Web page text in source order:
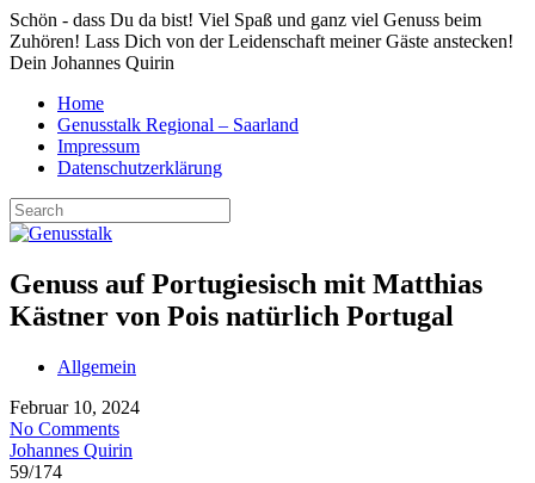
Schön - dass Du da bist! Viel Spaß und ganz viel Genuss beim
Zuhören! Lass Dich von der Leidenschaft meiner Gäste anstecken!
Dein Johannes Quirin
Home
Genusstalk Regional – Saarland
Impressum
Datenschutzerklärung
Genuss auf Portugiesisch mit Matthias
Kästner von Pois natürlich Portugal
Allgemein
Februar 10, 2024
No Comments
Johannes Quirin
59/174